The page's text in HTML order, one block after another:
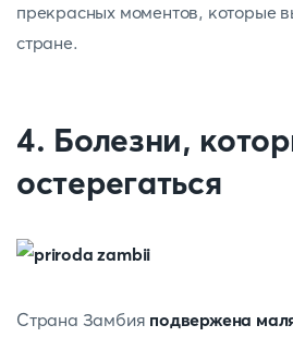
прекрасных моментов, которые
стране.
4. Болезни,
остерегаться
Страна Замбия подвержена